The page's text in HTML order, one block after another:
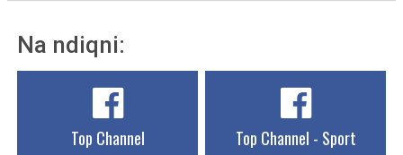
Na ndiqni:
Top Channel Top Channel - Sport